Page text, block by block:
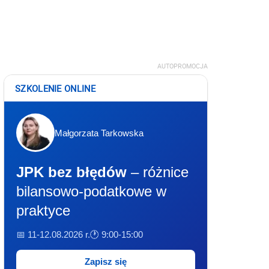
AUTOPROMOCJA
SZKOLENIE ONLINE
Małgorzata Tarkowska
JPK bez błędów – różnice
bilansowo-podatkowe w
praktyce
📅 11-12.08.2026 r.🕐 9:00-15:00
Zapisz się